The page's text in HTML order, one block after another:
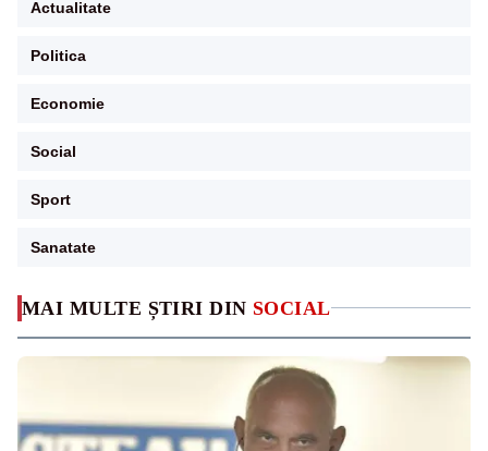
MAI MULTE ȘTIRI DIN SOCIAL
Actualitate
Politica
Economie
Social
Sport
Sanatate